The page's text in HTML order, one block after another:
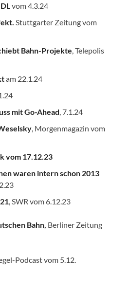
vom 4.3.24
Stuttgarter Zeitung vom
Bahn-Projekte, Telepolis
am 22.1.24
mit Go-Ahead, 7.1.24
, Morgenmagazin vom
vom 17.12.23
waren intern schon 2013
, SWR vom 6.12.23
Bahn, Berliner Zeitung
Podcast vom 5.12.